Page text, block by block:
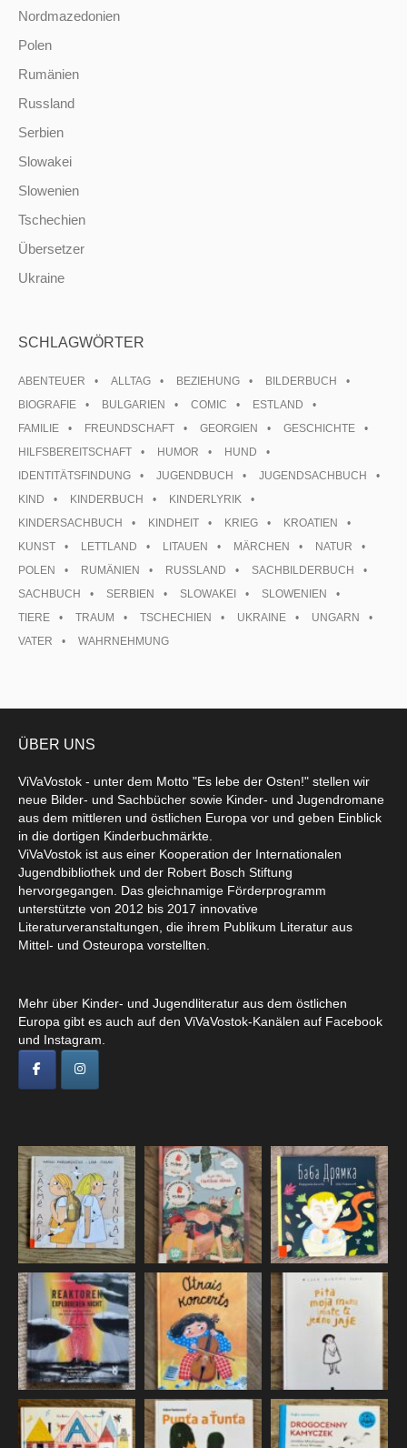
Nordmazedonien
Polen
Rumänien
Russland
Serbien
Slowakei
Slowenien
Tschechien
Übersetzer
Ukraine
SCHLAGWÖRTER
ABENTEUER ALLTAG BEZIEHUNG
BILDERBUCH
BIOGRAFIE
BULGARIEN COMIC
ESTLAND
FAMILIE
FREUNDSCHAFT GEORGIEN
GESCHICHTE
HILFSBEREITSCHAFT
HUMOR
HUND
IDENTITÄTSFINDUNG
JUGENDBUCH
JUGENDSACHBUCH
KIND
KINDERBUCH
KINDERLYRIK
KINDERSACHBUCH
KINDHEIT KRIEG
KROATIEN
KUNST
LETTLAND LITAUEN MÄRCHEN
NATUR
POLEN
RUMÄNIEN RUSSLAND
SACHBILDERBUCH
SACHBUCH
SERBIEN SLOWAKEI
SLOWENIEN
TIERE
TRAUM TSCHECHIEN UKRAINE
UNGARN
VATER
WAHRNEHMUNG
ÜBER UNS
ViVaVostok - unter dem Motto "Es lebe der Osten!" stellen wir
neue Bilder- und Sachbücher sowie Kinder- und Jugendromane
aus dem mittleren und östlichen Europa vor und geben Einblick
in die dortigen Kinderbuchmärkte.
ViVaVostok ist aus einer Kooperation der Internationalen
Jugendbibliothek und der Robert Bosch Stiftung
hervorgegangen. Das gleichnamige Förderprogramm
unterstützte von 2012 bis 2017 innovative
Literaturveranstaltungen, die ihrem Publikum Literatur aus
Mittel- und Osteuropa vorstellten.
Mehr über Kinder- und Jugendliteratur aus dem östlichen
Europa gibt es auch auf den ViVaVostok-Kanälen auf Facebook
und Instagram.